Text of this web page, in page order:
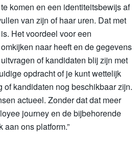
komen en een identiteitsbewijs af
van zijn of haar uren. Dat met
Het voordeel voor een
naar heeft en de gegevens
of kandidaten blij zijn met
opdracht of je kunt wettelijk
kandidaten nog beschikbaar zijn.
actueel. Zonder dat dat meer
journey en de bijbehorende
ons platform.”